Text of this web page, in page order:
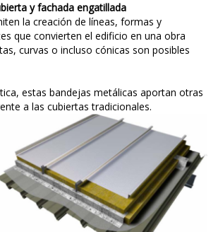
y fachada engatillada
la creación de líneas, formas y
que convierten el edificio en una obra
curvas o incluso cónicas son posibles
estas bandejas metálicas aportan otras
a las cubiertas tradicionales.